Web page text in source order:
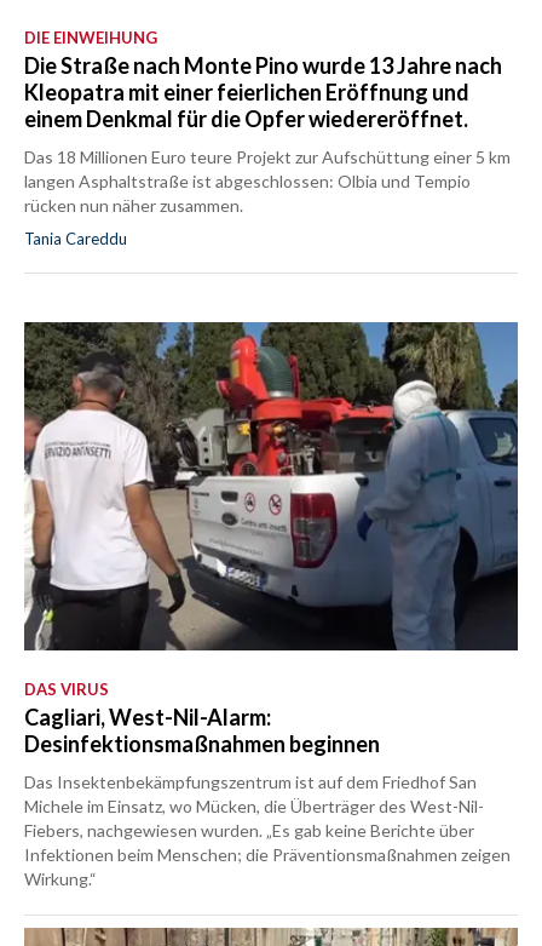
DIE EINWEIHUNG
Die Straße nach Monte Pino wurde 13 Jahre nach
Kleopatra mit einer feierlichen Eröffnung und
einem Denkmal für die Opfer wiedereröffnet.
Das 18 Millionen Euro teure Projekt zur Aufschüttung einer 5 km
langen Asphaltstraße ist abgeschlossen: Olbia und Tempio
rücken nun näher zusammen.
Tania Careddu
DAS VIRUS
Cagliari, West-Nil-Alarm:
Desinfektionsmaßnahmen beginnen
Das Insektenbekämpfungszentrum ist auf dem Friedhof San
Michele im Einsatz, wo Mücken, die Überträger des West-Nil-
Fiebers, nachgewiesen wurden. „Es gab keine Berichte über
Infektionen beim Menschen; die Präventionsmaßnahmen zeigen
Wirkung.“